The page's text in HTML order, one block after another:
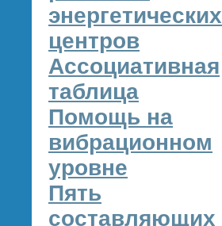
энергетических
центров
Ассоциативная
таблица
Помощь на
вибрационном
уровне
Пять
составляющих